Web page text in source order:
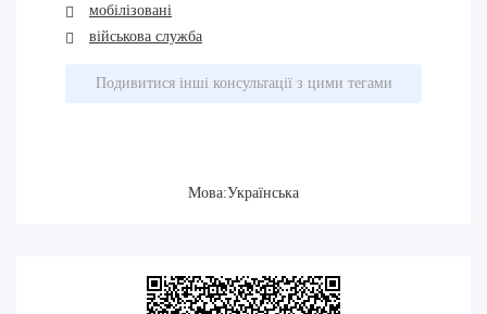
мобілізовані
військова служба
Подивитися інші консультації з цими тегами
Мова:Українська